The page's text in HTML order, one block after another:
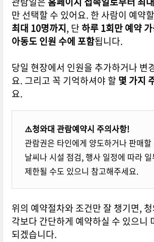
만 선택할 수 있어요. 한 사람이 예약
최대 10명까지, 단하루 1회만 예약
아동도 인원 수에 포함됩니다.
당일 현장에서 인원을 추가하거나 변
요. 그리고 꼭 기억하셔야 할 몇 가지
요.
⚠️청와대 관람예약시 주의사항!
관람권은 타인에게 양도하거나 판매
날씨나 시설 점검, 행사 일정에 따라
제한될 수도 있으니 참고해주세요.
위의 예약절차와 조건만 잘 챙기면,
각보다 간단하게 예약하실 수 있으니
되겠습니다.